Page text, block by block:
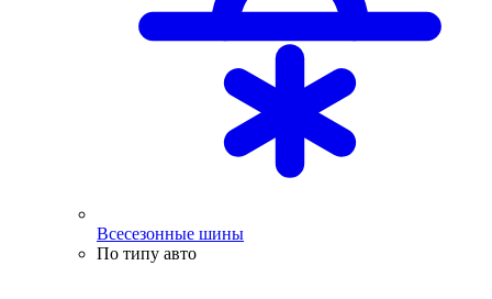
Всесезонные шины
По типу авто